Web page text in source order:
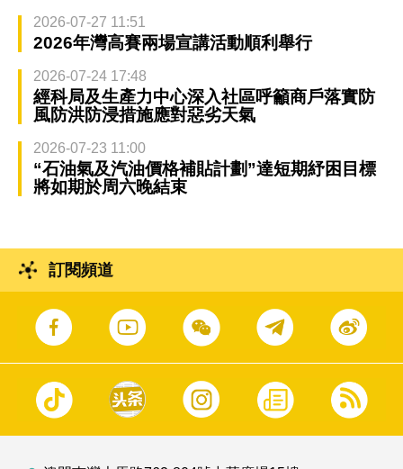
2026-07-27 11:51
2026年灣高賽兩場宣講活動順利舉行
2026-07-24 17:48
經科局及生產力中心深入社區呼籲商戶落實防
風防洪防浸措施應對惡劣天氣
2026-07-23 11:00
“石油氣及汽油價格補貼計劃”達短期紓困目標
將如期於周六晚結束
訂閱頻道